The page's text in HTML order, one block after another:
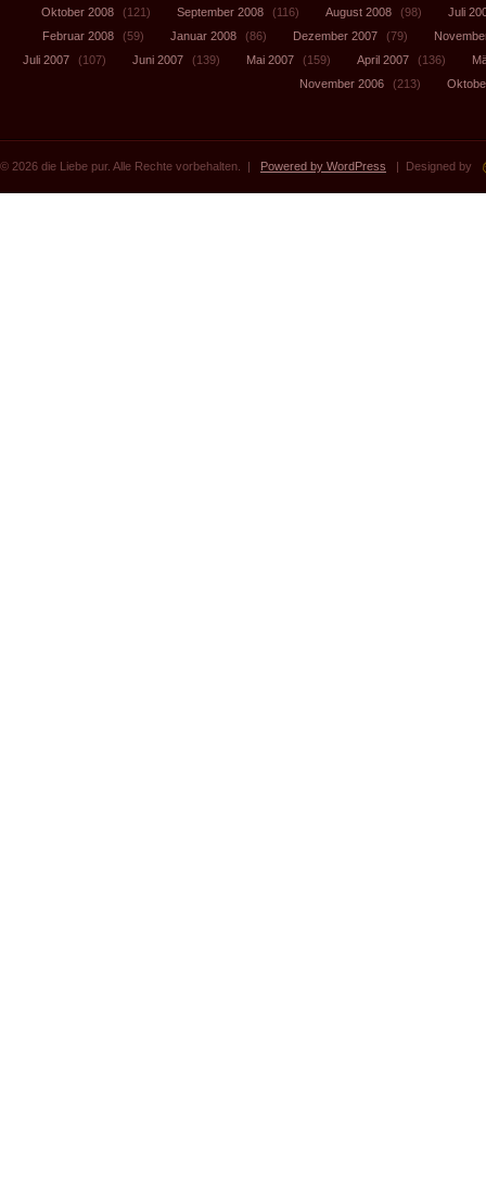
Oktober 2008
(121) September 2008 (116) August 2008 (98)
Juli
Februar 2008
(59) Januar 2008 (86) Dezember 2007 (79)
Juli 2007
(107) Juni 2007 (139) Mai 2007 (159) April 2007 (136)
November 2006
(213)
© 2026 die Liebe pur. Alle Rechte vorbehalten. | Powered by WordPress | Designed by